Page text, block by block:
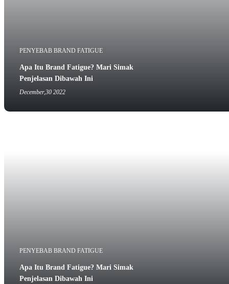
PENYEBAB BRAND FATIGUE
Apa Itu Brand Fatigue? Mari Simak
Penjelasan Dibawah Ini
December,30 2022
PENYEBAB BRAND FATIGUE
Apa Itu Brand Fatigue? Mari Simak
Penjelasan Dibawah Ini